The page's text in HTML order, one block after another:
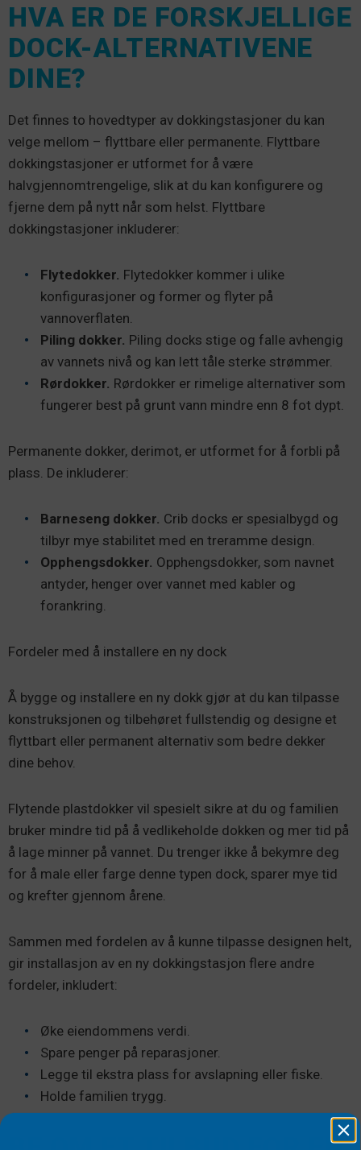
HVA ER DE FORSKJELLIGE
DOCK-ALTERNATIVENE
DINE?
Det finnes to hovedtyper av dokkingstasjoner du kan
velge mellom – flyttbare eller permanente. Flyttbare
dokkingstasjoner er utformet for å være
halvgjennomtrengelige, slik at du kan konfigurere og
fjerne dem på nytt når som helst. Flyttbare
dokkingstasjoner inkluderer:
Flytedokker. Flytedokker kommer i ulike
konfigurasjoner og former og flyter på
vannoverflaten.
Piling dokker. Piling docks stige og falle avhengig
av vannets nivå og kan lett tåle sterke strømmer.
Rørdokker. Rørdokker er rimelige alternativer som
fungerer best på grunt vann mindre enn 8 fot dypt.
Permanente dokker, derimot, er utformet for å forbli på
plass. De inkluderer:
Barneseng dokker. Crib docks er spesialbygd og
tilbyr mye stabilitet med en treramme design.
Opphengsdokker. Opphengsdokker, som navnet
antyder, henger over vannet med kabler og
forankring.
Fordeler med å installere en ny dock
Å bygge og installere en ny dokk gjør at du kan tilpasse
konstruksjonen og tilbehøret fullstendig og designe et
flyttbart eller permanent alternativ som bedre dekker
dine behov.
Flytende plastdokker vil spesielt sikre at du og familien
bruker mindre tid på å vedlikeholde dokken og mer tid på
å lage minner på vannet. Du trenger ikke å bekymre deg
for å male eller farge denne typen dock, sparer mye tid
og krefter gjennom årene.
Sammen med fordelen av å kunne tilpasse designen helt,
gir installasjon av en ny dokkingstasjon flere andre
fordeler, inkludert:
Øke eiendommens verdi.
Spare penger på reparasjoner.
Legge til ekstra plass for avslapning eller fiske.
Holde familien trygg.